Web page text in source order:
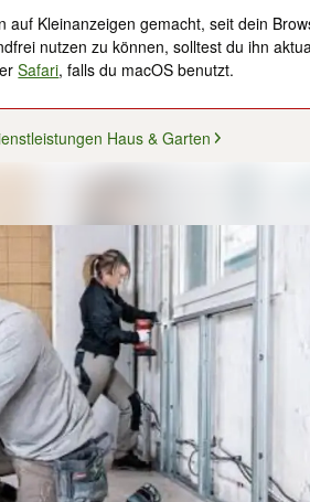
auf Kleinanzeigen gemacht, seit dein
nutzen zu können, solltest du ihn
Safari, falls du macOS benutzt.
Haus & Garten